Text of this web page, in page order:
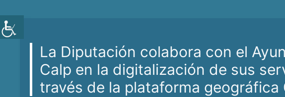
La Diputación colabora con el
Calp en la digitalización de sus
través de la plataforma geográfica